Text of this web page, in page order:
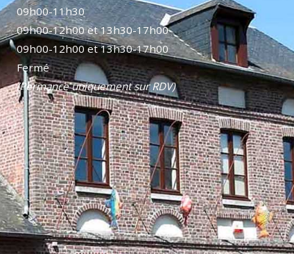
09h00-11h30
09h00-12h00 et 13h30-17h00
09h00-12h00 et 13h30-17h00
Fermé
(Permance uniquement sur RDV)